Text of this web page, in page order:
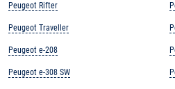
Peugeot Rifter
Peugeot Traveller
Peugeot e-208
Peugeot e-308 SW